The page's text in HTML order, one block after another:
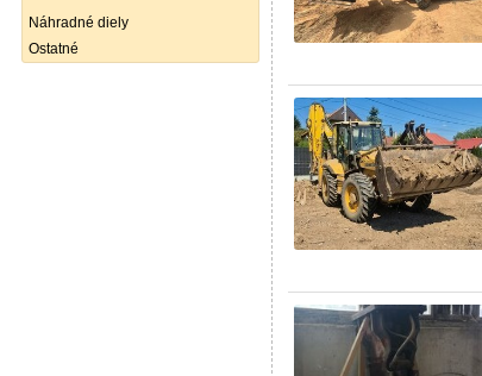
Náhradné diely
Ostatné